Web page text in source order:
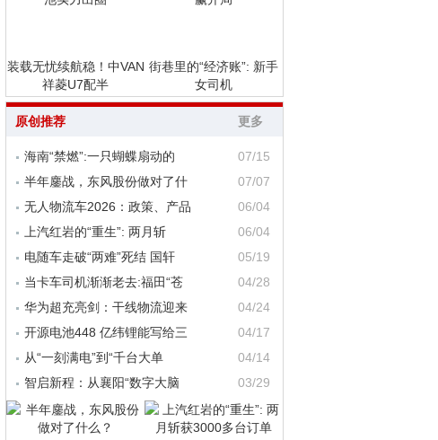
装载无忧续航稳！中VAN
祥菱U7配半
街巷里的“经济账”: 新手
女司机
原创推荐 更多
海南“禁燃”:一只蝴蝶扇动的
07/15
半年鏖战，东风股份做对了什
07/07
无人物流车2026：政策、产品
06/04
上汽红岩的“重生”: 两月斩
06/04
电随车走破“两难”死结 国轩
05/19
当卡车司机渐渐老去:福田“苍
04/28
华为超充亮剑：干线物流迎来
04/24
开源电池448 亿纬锂能写给三
04/17
从“一刻满电”到“千台大单
04/14
智启新程：从襄阳“数字大脑
03/29